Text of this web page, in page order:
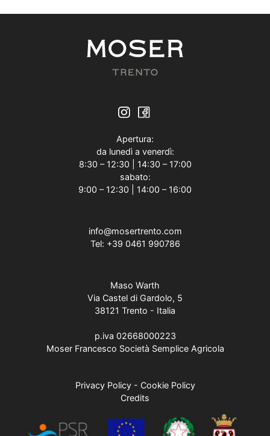
Apertura:
da lunedì a venerdì:
8:30 – 12:30 | 14:30 – 17:00
sabato:
9:00 – 12:30 | 14:00 – 16:00
info@mosertrento.com
Tel: +39 0461 990786
Maso Warth
Via Castel di Gardolo, 5
38121 Trento - Italia
p.iva 02668000223
Moser Francesco Società Semplice Agricola
Privacy Policy - Cookie Policy
Credits